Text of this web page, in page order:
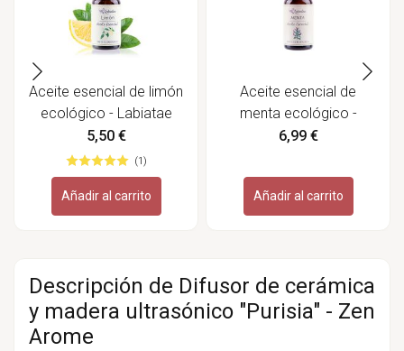
Aceite esencial de limón
ecológico - Labiatae
5,50 €
(1)
Añadir al carrito
Aceite esencial de
menta ecológico -
Labiatae
6,99 €
Añadir al carrito
Descripción de Difusor de cerámica
y madera ultrasónico "Purisia" - Zen
Arome